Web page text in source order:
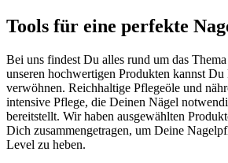
Tools für eine perfekte
Bei uns findest Du alles rund um das
unseren hochwertigen Produkten kannst
verwöhnen. Reichhaltige Pflegeöle und
intensive Pflege, die Deinen Nägel
bereitstellt. Wir haben ausgewählten
Dich zusammengetragen, um Deine
Level zu heben.